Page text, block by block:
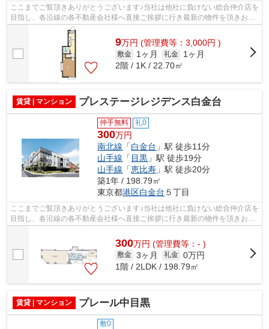
ここまでご覧頂きありがとうございます♪当社は他社に負けない総合仲介店を
目指し、各沿線の各不動産会社様へ直接ご挨拶に行き最新の物件を頂きお客
様へ提供しております！最新の情報は...
9万円 (管理費等：3,000円 )
敷金 1ヶ月 礼金
1ヶ月
2階 / 1K / 22.70㎡
賃貸 | マンション プレステージレジデンス白金台
仲手無料 礼0
300万円
南北線 「白金台 」駅 徒歩11分
山手線 「 目黒 」駅 徒歩19分
山手線 「恵比寿 」駅 徒歩20分
築1年 / 198.79㎡
東京都港区白金台 ５丁目
ここまでご覧頂きありがとうございます♪当社は他社に負けない総合仲介店を
目指し、各沿線の各不動産会社様へ直接ご挨拶に行き最新の物件を頂きお客
300万円 (管理費等：- )
敷金 3ヶ月 礼金 0万円
1階 / 2LDK / 198.79㎡
賃貸 | マンション プレール中目黒
敷0